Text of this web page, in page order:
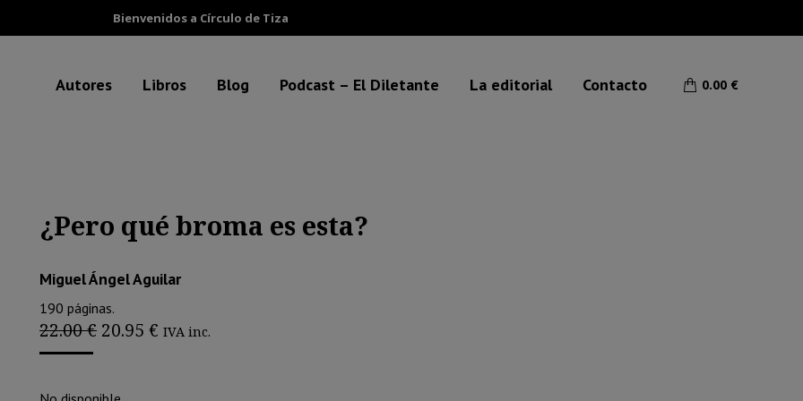
Bienvenidos a Círculo de Tiza
Autores Libros Blog Podcast – El Diletante La editorial Contacto 0.00 €
¿Pero qué broma es esta?
Miguel Ángel Aguilar
190 páginas.
22.00€ El
20.95 € El
IVA inc.